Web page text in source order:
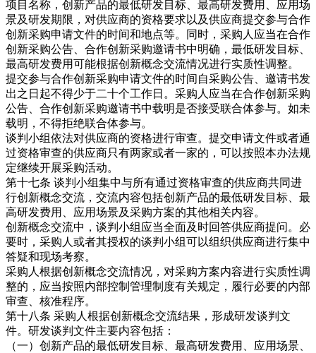
项目名称，创新产品的最低研发目标、最高研发费用、应用场
景及研发期限，对供应商的资格要求以及供应商提交参与合作
创新采购申请文件的时间和地点等。同时，采购人应当在合作
创新采购公告、合作创新采购邀请书中明确，最低研发目标、
最高研发费用可能根据创新概念交流情况进行实质性调整。
提交参与合作创新采购申请文件的时间自采购公告、邀请书发
出之日起不得少于二十个工作日。采购人应当在合作创新采购
公告、合作创新采购邀请书中载明是否接受联合体参与。如未
载明，不得拒绝联合体参与。
谈判小组依法对供应商的资格进行审查。提交申请文件或者通
过资格审查的供应商只有两家或者一家的，可以按照本办法规
定继续开展采购活动。
第十七条 谈判小组集中与所有通过资格审查的供应商共同进
行创新概念交流，交流内容包括创新产品的最低研发目标、最
高研发费用、应用场景及采购方案的其他相关内容。
创新概念交流中，谈判小组应当全面及时回答供应商提问。必
要时，采购人或者其授权的谈判小组可以组织供应商进行集中
答疑和现场考察。
采购人根据创新概念交流情况，对采购方案内容进行实质性调
整的，应当按照内部控制管理制度有关规定，履行必要的内部
审查、核准程序。
第十八条 采购人根据创新概念交流结果，形成研发谈判文
件。研发谈判文件主要内容包括：
（一）创新产品的最低研发目标、最高研发费用、应用场景、